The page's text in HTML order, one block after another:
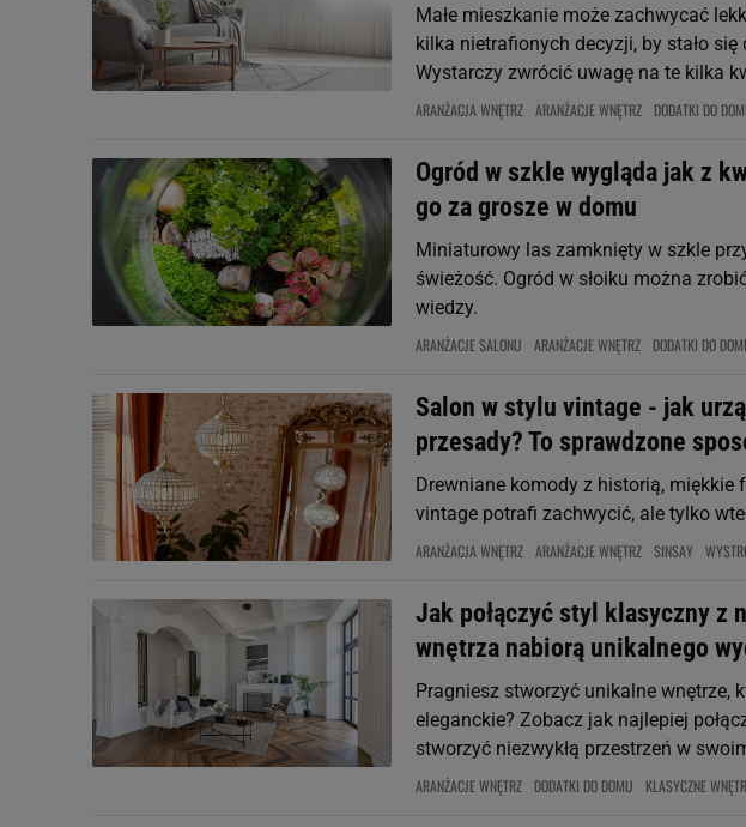
Małe mieszkanie może zachwycać
kilka nietrafionych decyzji, by stało
Wystarczy zwrócić uwagę na te kilka
ARANŻACJA WNĘTRZ ARANŻACJE WNĘTRZ DODATKI DO
Ogród w szkle wygląda jak z
go za grosze w domu
Miniaturowy las zamknięty w szkle
świeżość. Ogród w słoiku można
wiedzy.
ARANŻACJE SALONU ARANŻACJE WNĘTRZ DODATKI DO
Salon w stylu vintage - jak
przesady? To sprawdzone
Drewniane komody z historią, miękkie
vintage potrafi zachwycić, ale tylko
ARANŻACJA WNĘTRZ ARANŻACJE WNĘTRZ SINSAY
Jak połączyć styl klasyczny z
wnętrza nabiorą unikalnego
Pragniesz stworzyć unikalne wnętrze,
eleganckie? Zobacz jak najlepiej
stworzyć niezwykłą przestrzeń w
ARANŻACJE WNĘTRZ DODATKI DO DOMU KLASYCZNE